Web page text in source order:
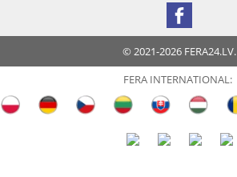
© 2021-2026 FERA24.LV.
FERA INTERNATIONAL: